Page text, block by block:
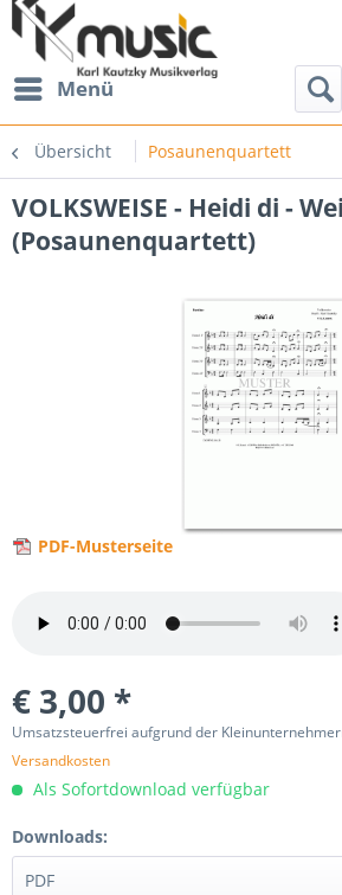
Menü
Übersicht Posaunenquartett
VOLKSWEISE - Heidi di -
(Posaunenquartett)
PDF-Musterseite
€ 3,00 *
Umsatzsteuerfrei aufgrund der
Versandkosten
Als Sofortdownload verfügbar
Downloads: